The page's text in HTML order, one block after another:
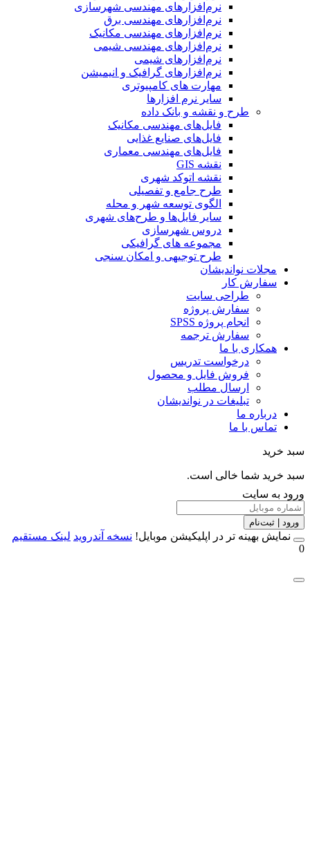
نرم‌افزارهای مهندسی شهرسازی
نرم‌افزارهای مهندسی برق
نرم‌افزارهای مهندسی مکانیک
نرم‌افزارهای مهندسی شیمی
نرم‌افزارهای شیمی
نرم‌افزارهای گرافیک و انیمیشن
مهارت های کامپیوتری
سایر نرم افزارها
طرح و نقشه و بانک داده
فایل‌های مهندسی مکانیک
فایل‌های صنایع غذایی
فایل‌های مهندسی معماری
نقشه GIS
نقشه اتوکد شهری
طرح جامع و تفصیلی
الگوی توسعه شهر و محله
سایر فایل‌ها و طرح‌های شهری
دروس شهرسازی
مجموعه های گرافیکی
طرح توجیهی و امکان سنجی
مجلات نواندیشان
سفارش کار
طراحی سایت
سفارش پروژه
انجام پروژه SPSS
سفارش ترجمه
همکاری با ما
درخواست تدریس
فروش فایل و محصول
ارسال مطلب
تبلیغات در نواندیشان
درباره ما
تماس با ما
خرید شما خالی است.
به سایت
| ثبت‌نام
بهینه تر در اپلیکیشن موبایل!نسخه آندروید لینک مستقیم